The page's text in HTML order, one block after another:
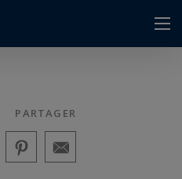
PARTAGER